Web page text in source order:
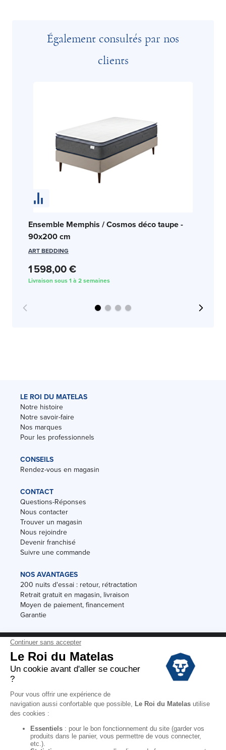
Également consultés par nos
clients
Ensemble Memphis / Cosmos déco taupe -
90x200 cm
ART BEDDING
1 598,00 €
Livraison sous 1 à 2 semaines
LE ROI DU MATELAS
Notre histoire
Notre savoir-faire
Nos marques
Pour les professionnels
CONSEILS
Rendez-vous en magasin
CONTACT
Questions-Réponses
Nous contacter
Trouver un magasin
Nous rejoindre
Devenir franchisé
Suivre une commande
NOS AVANTAGES
200 nuits d'essai : retour, rétractation
Retrait gratuit en magasin, livraison
Moyen de paiement, financement
Garantie
Conditions des offres
Black Friday
Destockage
Conditions Générales de vente magasin
Mentions Légales
Données personnelles